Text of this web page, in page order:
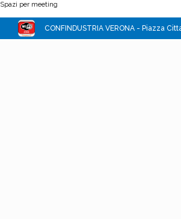
Spazi per meeting
CONFINDUSTRIA VERONA - Piazza